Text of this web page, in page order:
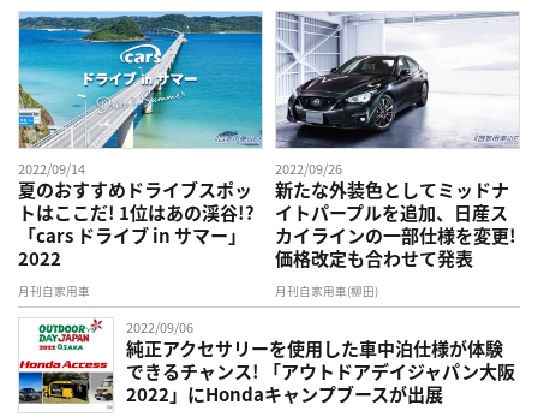
2022/09/14
夏のおすすめドライブスポッ
トはここだ! 1位はあの渓谷!?
「cars ドライブ in サマー」
2022
月刊自家用車
2022/09/26
新たな外装色としてミッドナ
イトパープルを追加、日産ス
カイラインの一部仕様を変更!
価格改定も合わせて発表
月刊自家用車(柳田)
2022/09/06
純正アクセサリーを使用した車中泊仕様が体験
できるチャンス! 「アウトドアデイジャパン大阪
2022」にHondaキャンプブースが出展